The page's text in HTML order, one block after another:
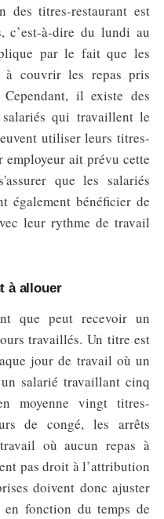
des titres-restaurant est
c’est-à-dire du lundi au
par le fait que les
à couvrir les repas pris
il existe des
qui travaillent le
utiliser leurs titres-
ait prévu cette
que les salariés
également bénéficier de
leur rythme de travail
à allouer
que peut recevoir un
travaillés. Un titre est
jour de travail où un
salarié travaillant cinq
moyenne vingt titres-
de congé, les arrêts
où aucun repas à
pas droit à l’attribution
doivent donc ajuster
fonction du temps de